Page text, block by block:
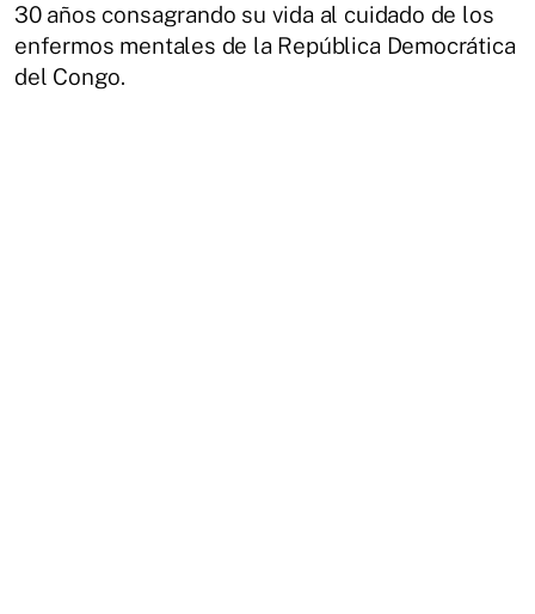
30 años consagrando su vida al cuidado de los
enfermos mentales de la República Democrática
del Congo.